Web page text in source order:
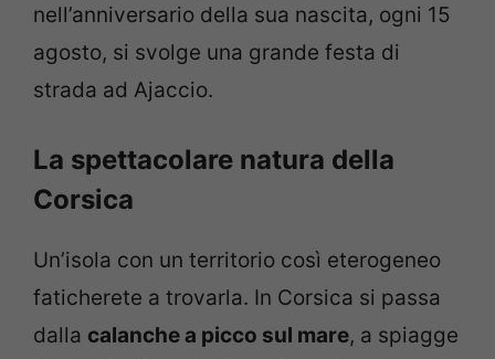
nell’anniversario della sua nascita, ogni 15
agosto, si svolge una grande festa di
strada ad Ajaccio.
La spettacolare natura della
Corsica
Un’isola con un territorio così eterogeneo
faticherete a trovarla. In Corsica si passa
dalla calanche a picco sul mare, a spiagge